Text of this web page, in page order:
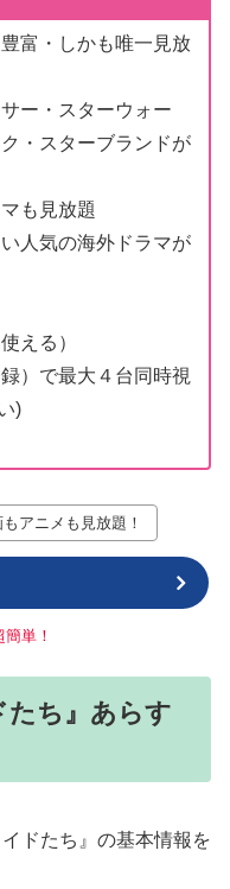
富・しかも唯一見放
ー・スターウォー
・スターブランドが
も見放題
人気の海外ドラマが
える）
）で最大４台同時視
)
アニメも見放題！
単！
たち』あらす
ドたち』の基本情報を